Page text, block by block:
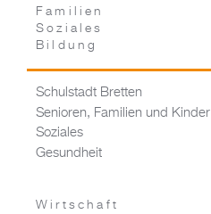
Familien
Soziales
Bildung
Schulstadt Bretten
Senioren, Familien und Kinder
Soziales
Gesundheit
Wirtschaft